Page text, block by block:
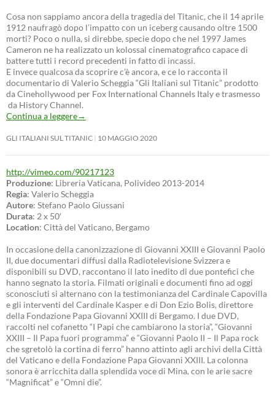
Cosa non sappiamo ancora della tragedia del Titanic, che il 14 aprile
1912 naufragò dopo l’impatto con un iceberg causando oltre 1500
morti? Poco o nulla, si direbbe, specie dopo che nel 1997 James
Cameron ne ha realizzato un kolossal cinematografico capace di
battere tutti i record precedenti in fatto di incassi.
E invece qualcosa da scoprire c’è ancora, e ce lo racconta il
documentario di Valerio Scheggia “Gli Italiani sul Titanic” prodotto
da Cinehollywood per Fox International Channels Italy e trasmesso
da History Channel.
Continua a leggere→
GLI ITALIANI SUL TITANIC 10 MAGGIO 2020
http://vimeo.com/90217123
Produzione: Libreria Vaticana, Polivideo 2013-2014
Regia: Valerio Scheggia
Autore: Stefano Paolo Giussani
Durata: 2 x 50′
Location: Città del Vaticano, Bergamo
In occasione della canonizzazione di Giovanni XXIII e Giovanni Paolo
II, due documentari diffusi dalla Radiotelevisione Svizzera e
disponibili su DVD, raccontano il lato inedito di due pontefici che
hanno segnato la storia. Filmati originali e documenti fino ad oggi
sconosciuti si alternano con la testimonianza del Cardinale Capovilla
e gli interventi del Cardinale Kasper e di Don Ezio Bolis, direttore
della Fondazione Papa Giovanni XXIII di Bergamo. I due DVD,
raccolti nel cofanetto “I Papi che cambiarono la storia”, “Giovanni
XXIII – Il Papa fuori programma” e “Giovanni Paolo II – Il Papa rock
che sgretolò la cortina di ferro” hanno attinto agli archivi della Città
del Vaticano e della Fondazione Papa Giovanni XXIII. La colonna
sonora è arricchita dalla splendida voce di Mina, con le arie sacre
“Magnificat” e “Omni die”.